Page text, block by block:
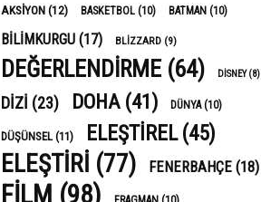
AKSIYON(12) BASKETBOL (10) BATMAN (10)
BILIMKURGU (17) BLIZZARD (9)
DEĞERLENDIRME (64) DISNEY(8)
DIZI (23) DOHA (41) DÜNYA(10)
DÜŞÜNSEL(11) ELEŞTIREL(45)
ELEŞTIRI (77) FENERBAHÇE (18)
FILM (98)